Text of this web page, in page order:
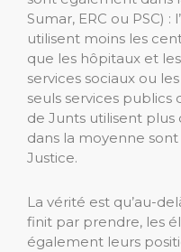
Sumar, ERC ou PSC)
utilisent moins les
que les hôpitaux et
services sociaux ou
seuls services publics
de Junts utilisent
dans la moyenne sont
Justice.
La vérité est qu’au-
finit par prendre, les
également leurs